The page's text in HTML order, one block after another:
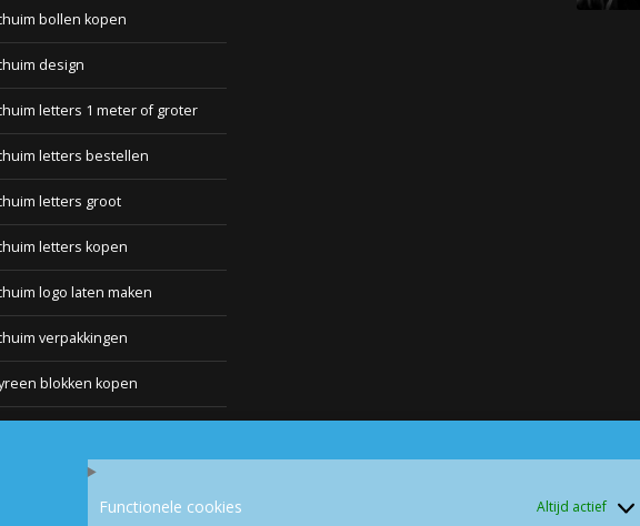
Functionele cookies Altijd actief
bollen kopen
design
letters 1 meter of groter
letters bestellen
letters groot
letters kopen
logo laten maken
verpakkingen
blokken kopen
blokken